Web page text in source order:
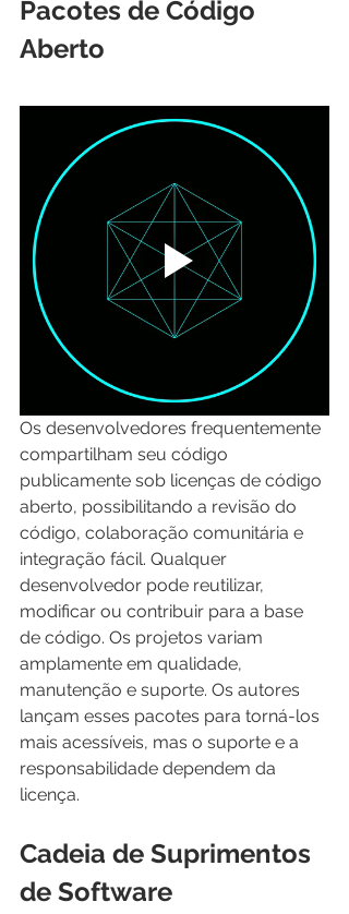
Pacotes de Código
Aberto
Os desenvolvedores frequentemente
compartilham seu código
publicamente sob licenças de código
aberto, possibilitando a revisão do
código, colaboração comunitária e
integração fácil. Qualquer
desenvolvedor pode reutilizar,
modificar ou contribuir para a base
de código. Os projetos variam
amplamente em qualidade,
manutenção e suporte. Os autores
lançam esses pacotes para torná-los
mais acessíveis, mas o suporte e a
responsabilidade dependem da
licença.
Cadeia de Suprimentos
de Software